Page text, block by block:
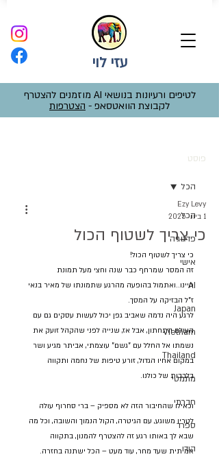
עזי לוי
לטיפים ורעיונות בנושאי AI מוזמנים להצטרף
לקבוצת הוואטסאפ - הצטרפות
פוסט
הכל
פדגוגיה
אישי
AI
Japan
VIetnam
Thailand
מתמטי
חברתי
ספרד
הודו
הכל
כי צריך לשטוף הכול
Ezy Levy
1 ביוני 2025
כי צריך לשטוף הכול!
זה המסר שמרחף כבר שנה וחצי מעל תמונת
חיינו..ואתמול בהופעה מהרגע שתמונתו של מאיר בנאי
ז"ל הבזיקה על המסך.
לרגע היה נדמה שאביב גפן יכול לעשות עסקים גם עם
העולם התחתון, אבל אז, שנייה לפני שהקהל זועק את
נשמתו אל החלל עם "גשם" עוצמתי, אביתר מגיע ושר
במקום אחיו הגדול, זורע טיפות של נחמה ותקווה
בלבבות של כולנו.
וכאילו שהחיבור הזה לא מספיק – ברי סחרוף עולה
לטריו משוגע, עם הגיטרה, הקול הנמוך והשובה, וכל מה
שבא לך באותו רגע זה להצטרף להמנון, בתקווה
אמיתית שעד מחר, עוד מעט – הכל ישתנה בחזרה.